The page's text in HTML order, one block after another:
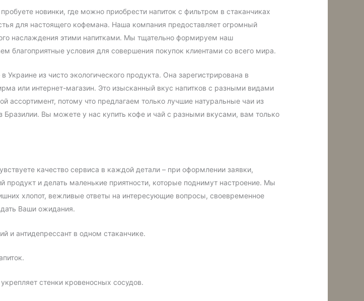
новинки, где можно приобрести напиток с фильтром в стаканчиках
для настоящего кофемана. Наша компания предоставляет огромный
наслаждения этими напитками. Мы тщательно формируем наш
благоприятные условия для совершения покупок клиентами со всего мира.
из чисто экологического продукта. Она зарегистрирована в
или интернет-магазин. Это изысканный вкус напитков с разными видами
ассортимент, потому что предлагаем только лучшие натуральные чаи из
Вы можете у нас купить кофе и чай с разными вкусами, вам только
качество сервиса в каждой детали – при оформлении заявки,
продукт и делать маленькие приятности, которые поднимут настроение. Мы
хлопот, вежливые ответы на интересующие вопросы, своевременное
Ваши ожидания.
и антидепрессант в одном стаканчике.
стенки кровеносных сосудов.